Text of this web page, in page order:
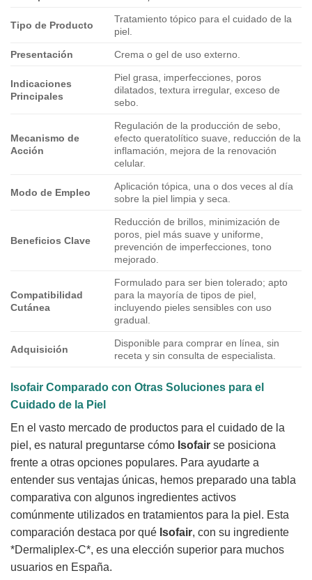
Tipo de Producto
Tratamiento tópico para el cuidado de la
piel.
Presentación Crema o gel de uso externo.
Indicaciones
Principales
Piel grasa, imperfecciones, poros
dilatados, textura irregular, exceso de
sebo.
Mecanismo de
Acción
Regulación de la producción de sebo,
efecto queratolítico suave, reducción de la
inflamación, mejora de la renovación
celular.
Modo de Empleo
Aplicación tópica, una o dos veces al día
sobre la piel limpia y seca.
Beneficios Clave
Reducción de brillos, minimización de
poros, piel más suave y uniforme,
prevención de imperfecciones, tono
mejorado.
Compatibilidad
Cutánea
Formulado para ser bien tolerado; apto
para la mayoría de tipos de piel,
incluyendo pieles sensibles con uso
gradual.
Adquisición
Disponible para comprar en línea, sin
receta y sin consulta de especialista.
Isofair Comparado con Otras Soluciones para el
Cuidado de la Piel
En el vasto mercado de productos para el cuidado de la
piel, es natural preguntarse cómo Isofair se posiciona
frente a otras opciones populares. Para ayudarte a
entender sus ventajas únicas, hemos preparado una tabla
comparativa con algunos ingredientes activos
comúnmente utilizados en tratamientos para la piel. Esta
comparación destaca por qué Isofair, con su ingrediente
*Dermaliplex-C*, es una elección superior para muchos
usuarios en España.